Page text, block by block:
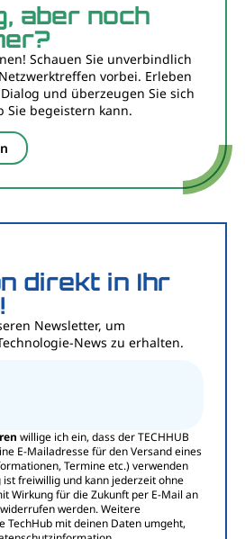
aber noch
Schauen Sie unverbindlich
vorbei. Erleben
und überzeugen Sie sich
Sie begeistern kann.
direkt in Ihr
Newsletter, um
News zu erhalten.
willige ich ein, dass der TECHHUB
E-Mailadresse für den Versand eines
Termine etc.) verwenden
freiwillig und kann jederzeit ohne
Wirkung für die Zukunft per E-Mail an
werden. Weitere
TechHub mit deinen Daten umgeht,